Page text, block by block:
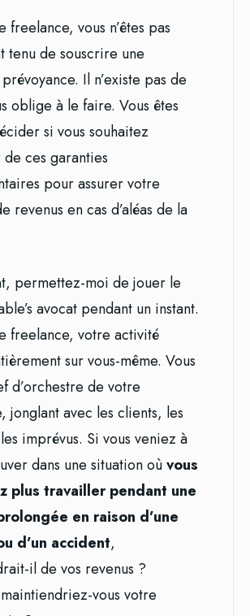
freelance, vous n’êtes pas
tenu de souscrire une
Il n’existe pas de
oblige à le faire. Vous êtes
si vous souhaitez
ces garanties
pour assurer votre
revenus en cas d’aléas de la
permettez-moi de jouer le
avocat pendant un instant.
freelance, votre activité
sur vous-même. Vous
d’orchestre de votre
jonglant avec les clients, les
imprévus. Si vous veniez à
dans une situation oùvous
plus travailler pendant une
en raison d’une
d’un accident,
il de vos revenus ?
vous votre